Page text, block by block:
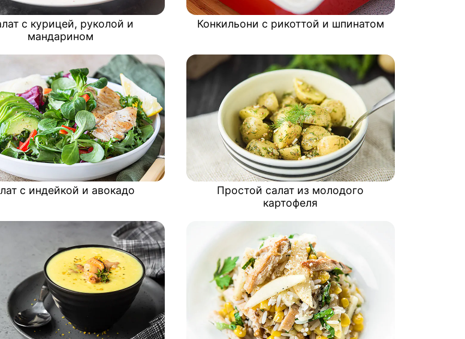
с курицей, руколой и
мандарином
Конкильони с рикоттой и шпинатом
с индейкой и авокадо
Простой салат из молодого
картофеля